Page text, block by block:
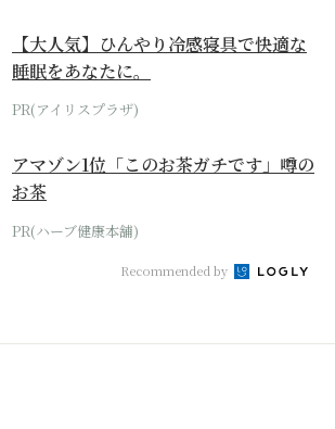
【大人気】ひんやり冷感寝具で快適な
睡眠をあなたに。
PR(アイリスプラザ)
アマゾン1位「このお茶ガチです」噂の
お茶
PR(ハーブ健康本舗)
Recommended by